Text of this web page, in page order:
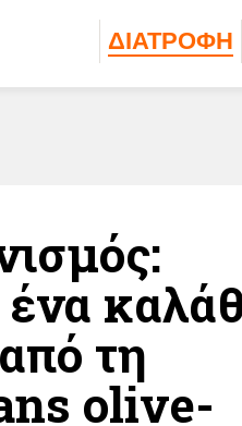
ΔΙΑΤΡΟΦΗ
τη
olive-